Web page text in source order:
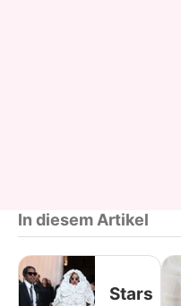
In diesem Artikel
Stars